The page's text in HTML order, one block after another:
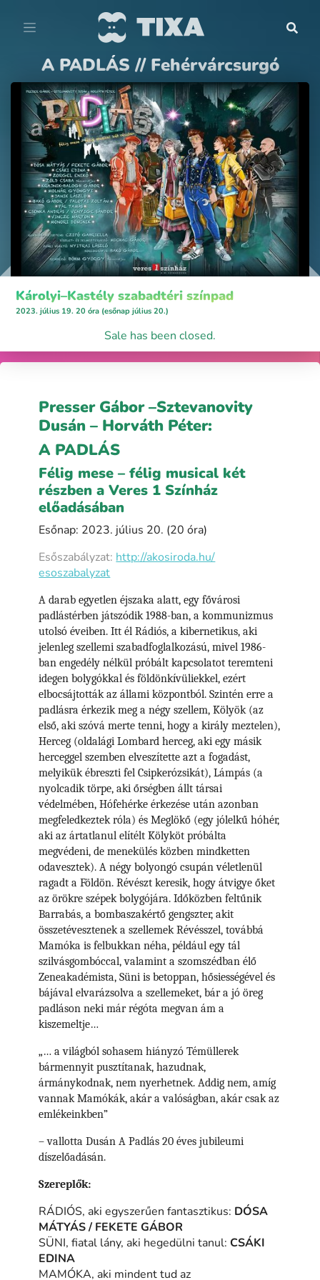
A PADLÁS // Fehérvárcsurgó
Károlyi–Kastély szabadtéri színpad
2023. július 19. 20 óra (esőnap július 20.)
Sale has been closed.
Presser Gábor –Sztevanovity
Dusán – Horváth Péter:
A PADLÁS
Félig mese – félig musical két
részben a Veres 1 Színház
előadásában
Esőnap: 2023. július 20. (20 óra)
Esőszabályzat: http://akosiroda.hu/
esoszabalyzat
A darab egyetlen éjszaka alatt, egy fővárosi
padlástérben játszódik 1988-ban, a kommunizmus
utolsó éveiben. Itt él Rádiós, a kibernetikus, aki
jelenleg szellemi szabadfoglalkozású, mivel 1986-
ban engedély nélkül próbált kapcsolatot teremteni
idegen bolygókkal és földönkívüliekkel, ezért
elbocsájtották az állami központból. Szintén erre a
padlásra érkezik meg a négy szellem, Kölyök (az
első, aki szóvá merte tenni, hogy a király meztelen),
Herceg (oldalági Lombard herceg, aki egy másik
herceggel szemben elveszítette azt a fogadást,
melyikük ébreszti fel Csipkerózsikát), Lámpás (a
nyolcadik törpe, aki őrségben állt társai
védelmében, Hófehérke érkezése után azonban
megfeledkeztek róla) és Meglökő (egy jólelkű hóhér,
aki az ártatlanul elítélt Kölyköt próbálta
megvédeni, de menekülés közben mindketten
odavesztek). A négy bolyongó csupán véletlenül
ragadt a Földön. Révészt keresik, hogy átvigye őket
az örökre szépek bolygójára. Időközben feltűnik
Barrabás, a bombaszakértő gengszter, akit
összetévesztenek a szellemek Révésszel, továbbá
Mamóka is felbukkan néha, például egy tál
szilvásgombóccal, valamint a szomszédban élő
Zeneakadémista, Süni is betoppan, hősiességével és
bájával elvarázsolva a szellemeket, bár a jó öreg
padláson neki már régóta megvan ám a
kiszemeltje…
„… a világból sohasem hiányzó Témüllerek
bármennyit pusztítanak, hazudnak,
ármánykodnak, nem nyerhetnek. Addig nem, amíg
vannak Mamókák, akár a valóságban, akár csak az
emlékeinkben”
– vallotta Dusán A Padlás 20 éves jubileumi
díszelőadásán.
Szereplők:
RÁDIÓS, aki egyszerűen fantasztikus: DÓSA
MÁTYÁS / FEKETE GÁBOR
SÜNI, fiatal lány, aki hegedülni tanul:CSÁKI
EDINA
MAMÓKA, aki mindent tud az